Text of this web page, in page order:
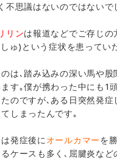
不思議はないのではないで
リンは報道などでご存じの
ゅ)という症状を患ってい
は､踏み込みの深い馬や股
す｡僕が携わった中にも1
のですが､ある日突然発症
しまったんです｡
は発症後にオールカマーを
ケースも多く､屈腱炎な